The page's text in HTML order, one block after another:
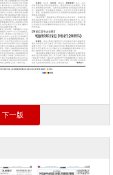
下一版